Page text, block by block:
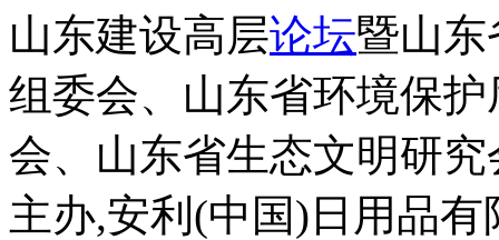
山东建设高层论坛暨山
组委会、山东省环境保
会、山东省生态文明研
主办,安利(中国)日用品